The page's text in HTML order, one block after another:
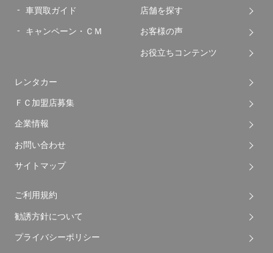
車買取ガイド
キャンペーン・ＣＭ
店舗を探す
お客様の声
お役立ちコンテンツ
レンタカー
ＦＣ加盟店募集
企業情報
お問い合わせ
サイトマップ
ご利用規約
勧誘方針について
プライバシーポリシー